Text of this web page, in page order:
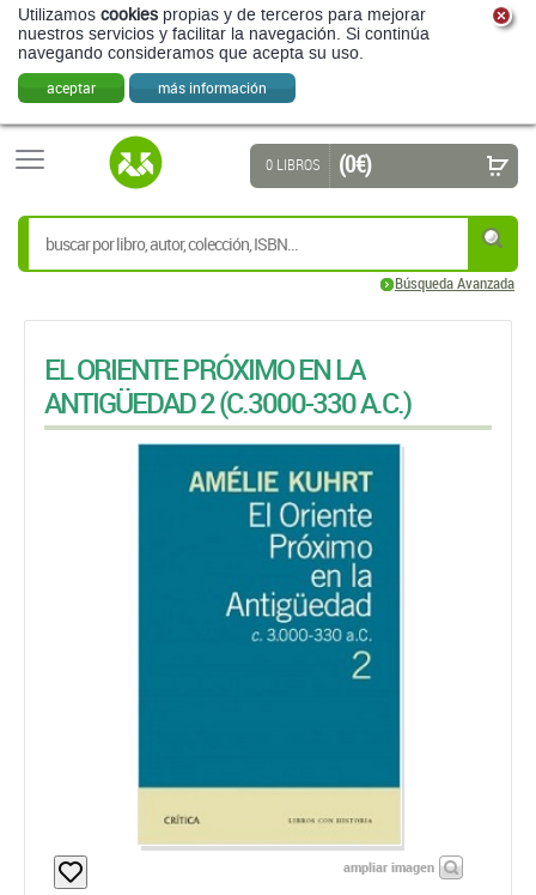
Utilizamos cookies propias y de terceros para mejorar
nuestros servicios y facilitar la navegación. Si continúa
navegando consideramos que acepta su uso.
aceptar más información
Búsqueda Avanzada
0 LIBROS (0 €)
EL ORIENTE PRÓXIMO EN LA
ANTIGÜEDAD 2 (C.3000-330 A.C.)
ampliar imagen